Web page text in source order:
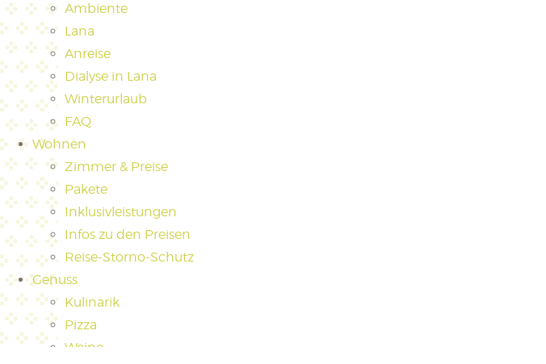
Ambiente
Lana
Anreise
Dialyse in Lana
Winterurlaub
FAQ
Wohnen
Zimmer & Preise
Pakete
Inklusivleistungen
Infos zu den Preisen
Reise-Storno-Schutz
Genuss
Kulinarik
Pizza
Weine